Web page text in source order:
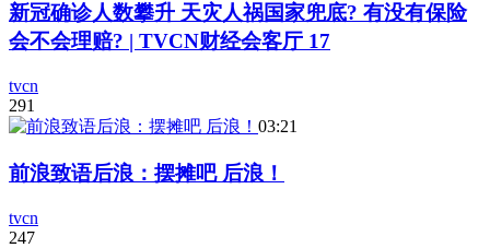
新冠确诊人数攀升 天灾人祸国家兜底? 有没有保险
会不会理赔? | TVCN财经会客厅 17
tvcn
291
03:21
前浪致语后浪：摆摊吧 后浪！
tvcn
247